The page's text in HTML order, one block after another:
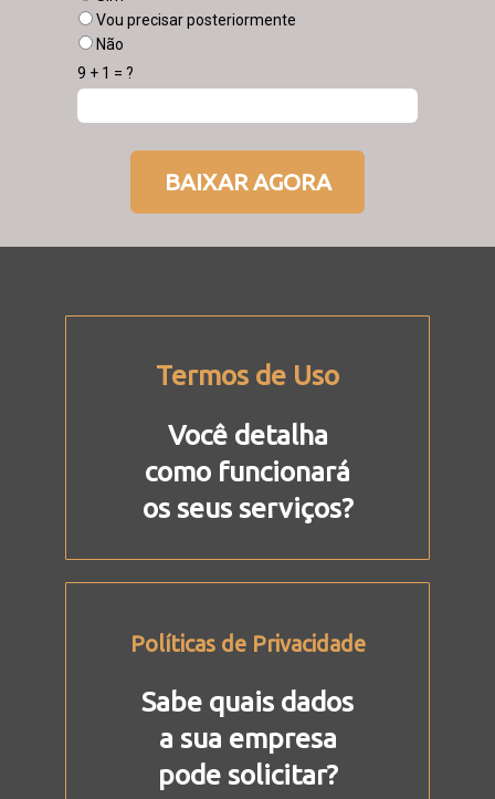
Vou precisar posteriormente
Não
9 + 1 = ?
BAIXAR AGORA
Termos de Uso
Você detalha
como funcionará
os seus serviços?
Políticas de Privacidade
Sabe quais dados
a sua empresa
pode solicitar?